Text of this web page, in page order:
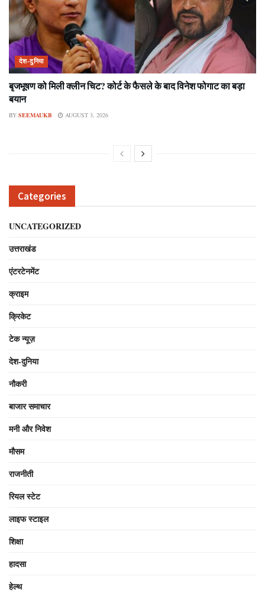
देश-दुनिया
बृजभूषण को मिली क्लीन चिट? कोर्ट के फैसले के बाद विनेश फोगाट का बड़ा
बयान
BY SEEMAUKB AUGUST 3, 2026
Categories
UNCATEGORIZED
उत्तराखंड
एंटरटेनमेंट
क्राइम
क्रिकेट
टेक न्यूज़
देश-दुनिया
नौकरी
बाजार समाचार
मनी और निवेश
मौसम
राजनीती
रियल स्टेट
लाइफ स्टाइल
शिक्षा
हादसा
हेल्थ